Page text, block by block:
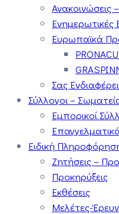
Ανακοινώσεις
Ενημερωτικές
Ευρωπαϊκά
Σας Ενδιαφέρει
Σύλλογοι –
Εμπορικοί
Ειδική
Ζητήσεις –
Προκηρύξεις
Εκθέσεις
Μελέτες-